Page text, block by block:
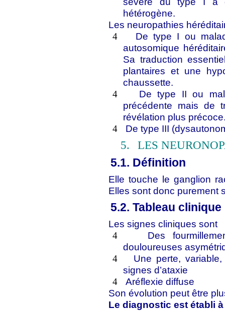
hétérogène.
Les neuropathies
4
De type I ou
autosomique
Sa traduction
plantaires et une
chaussette.
4
De type II ou
précédente mais de
révélation plus
4 De type III
5.
LES
5.1. Définition
Elle touche le ganglion
Elles sont donc purement
5.2. Tableau clinique
Les signes cliniques sont
4
Des
douloureuses
4
Une perte,
signes d’ataxie
4
Aréflexie diffuse
Son évolution peut être
Le diagnostic est établi à